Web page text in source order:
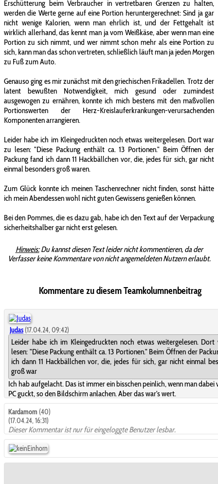
Erschütterung beim Verbraucher in vertretbaren Grenzen zu halten,
werden die Werte gerne auf eine Portion heruntergerechnet: Sind ja gar
nicht wenige Kalorien, wenn man ehrlich ist, und der Fettgehalt ist
wirklich allerhand, das kennt man ja vom Weißkäse, aber wenn man eine
Portion zu sich nimmt, und wer nimmt schon mehr als eine Portion zu
sich, kann man das schon vertreten, schließlich läuft man ja jeden Morgen
zu Fuß zum Auto.
Genauso ging es mir zunächst mit den griechischen Frikadellen. Trotz der
latent bewußten Notwendigkeit, mich gesund oder zumindest
ausgewogen zu ernähren, konnte ich mich bestens mit den maßvollen
Portionswerten der Herz-Kreislauferkrankungen-verursachenden
Komponenten arrangieren.
Leider habe ich im Kleingedruckten noch etwas weitergelesen. Dort war
zu lesen: "Diese Packung enthält ca. 13 Portionen." Beim Öffnen der
Packung fand ich dann 11 Hackbällchen vor, die, jedes für sich, gar nicht
einmal besonders groß waren.
Zum Glück konnte ich meinen Taschenrechner nicht finden, sonst hätte
ich mein Abendessen wohl nicht guten Gewissens genießen können.
Bei den Pommes, die es dazu gab, habe ich den Text auf der Verpackung
sicherheitshalber gar nicht erst gelesen.
Hinweis:Du kannst diesen Text leider nicht kommentieren, da der
Verfasser keine Kommentare von nicht angemeldeten Nutzern erlaubt.
Kommentare zu diesem Teamkolumnenbeitrag
Judas (17.04.24, 09:42)
Leider habe ich im Kleingedruckten noch etwas weitergelesen.
lesen: "Diese Packung enthält ca. 13 Portionen." Beim Öffnen der
ich dann 11 Hackbällchen vor, die, jedes für sich, gar nicht einmal
groß war
Ich hab aufgelacht. Das ist immer ein bisschen peinlich, wenn man dabei
PC guckt, so den Bildschirm anlachen. Aber das war's wert.
Kardamom (40)
(17.04.24, 16:31)
Dieser Kommentar ist nur für eingeloggte Benutzer lesbar.